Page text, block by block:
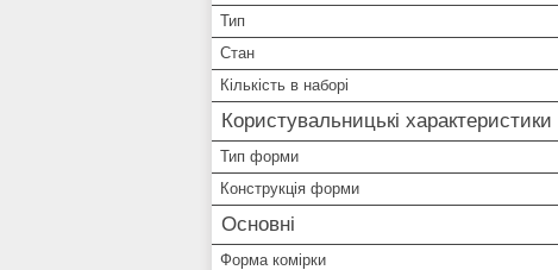
Тип
Стан
Кількість в наборі
Користувальницькі характеристики
Тип форми
Конструкція форми
Основні
Форма комірки